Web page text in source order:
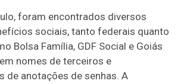
foram encontrados diversos
sociais, tanto federais quanto
Bolsa Família, GDF Social e Goiás
nomes de terceiros e
de anotações de senhas. A